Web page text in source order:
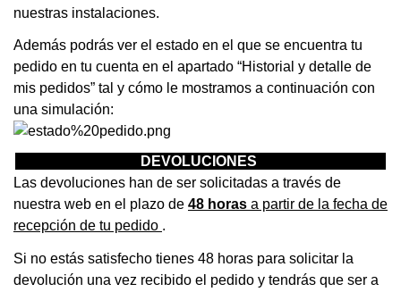
nuestras instalaciones.
Además podrás ver el estado en el que se encuentra tu
pedido en tu cuenta en el apartado “Historial y detalle de
mis pedidos” tal y cómo le mostramos a continuación con
una simulación:
DEVOLUCIONES
Las devoluciones han de ser solicitadas a través de
nuestra web en el plazo de 48 horas a partir de la fecha de
recepción de tu pedido .
Si no estás satisfecho tienes 48 horas para solicitar la
devolución una vez recibido el pedido y tendrás que ser a